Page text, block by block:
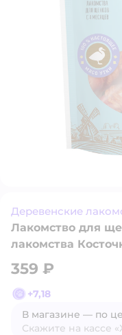
Деревенские
Лакомство для
лакомства
359 ₽
+7,18
В магазине — по
Скажите на кассе